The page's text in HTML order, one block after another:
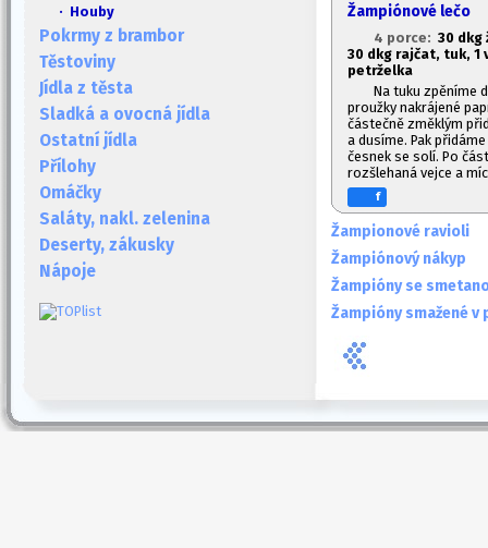
· Houby
Pokrmy z brambor
Těstoviny
Jídla z těsta
Sladká a ovocná jídla
Ostatní jídla
Přílohy
Omáčky
Saláty, nakl. zelenina
Deserty, zákusky
Nápoje
Žampiónové lečo
4 porce: 30 dkg
30 dkg rajčat, tuk, 1
petrželka
Na tuku zpěníme
proužky nakrájené
částečně změklým
a dusíme. Pak
česnek se solí. Po
rozšlehaná vejce a
f
Žampionové ravioli
Žampiónový nákyp
Žampióny se
Žampióny smažené